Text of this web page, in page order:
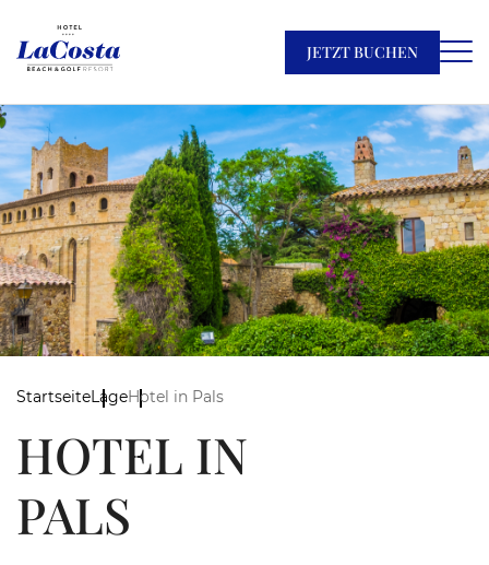
JETZT BUCHEN
StartseiteLageHotel in Pals
HOTEL IN
PALS